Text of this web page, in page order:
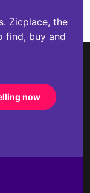
Zicplace, the
find, buy and
now